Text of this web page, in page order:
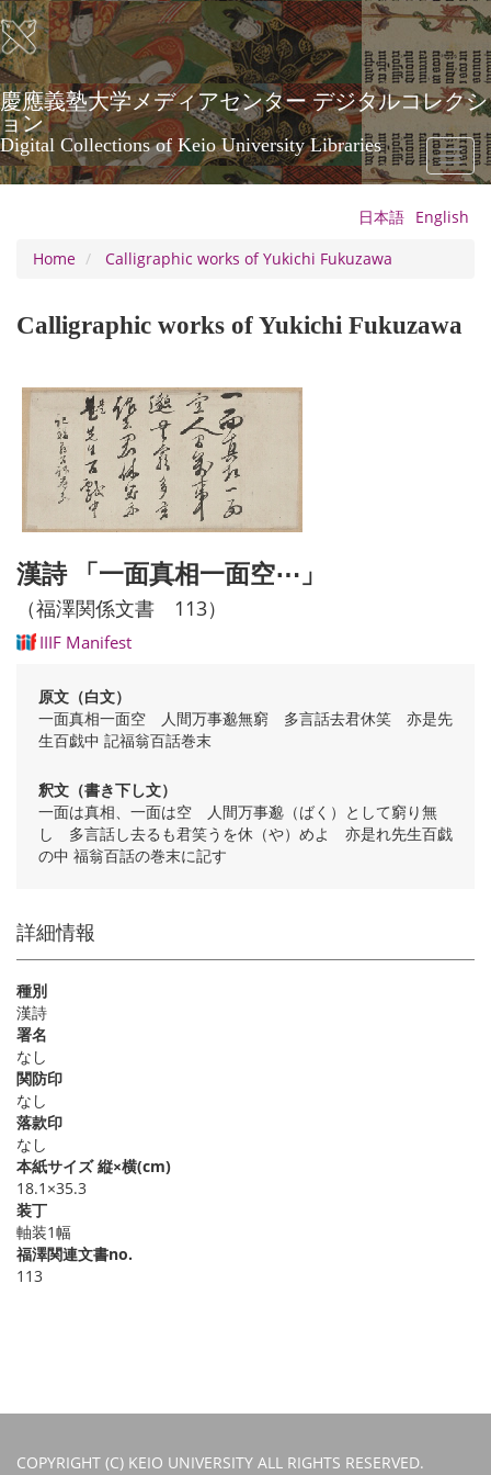
Skip
to
main
content
慶應義塾大学メディアセンター デジタルコレクシ
ョン
Digital Collections of Keio University Libraries
Toggle
日本語 English
Home
Calligraphic works of Yukichi Fukuzawa
Calligraphic works of Yukichi Fukuzawa
漢詩 「一面真相一面空⋯」
（福澤関係文書 113）
IIIF Manifest
原文（白文）
一面真相一面空 人間万事邈無窮 多言話去君休笑 亦是先
生百戯中 記福翁百話巻末
釈文（書き下し文）
一面は真相、一面は空 人間万事邈（ばく）として窮り無
し 多言話し去るも君笑うを休（や）めよ 亦是れ先生百戯
の中 福翁百話の巻末に記す
詳細情報
種別
漢詩
署名
なし
関防印
なし
落款印
なし
本紙サイズ 縦×横(cm)
18.1×35.3
装丁
軸装1幅
福澤関連文書no.
113
COPYRIGHT (C) KEIO UNIVERSITY ALL RIGHTS RESERVED.